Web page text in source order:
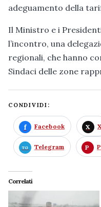
adeguamento della
Il Ministro e i
l’incontro, una
regionali, che hanno
Sindaci delle zone
CONDIVIDI:
Facebook X
Telegram
Correlati